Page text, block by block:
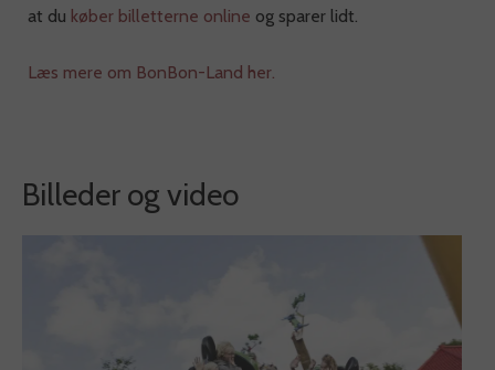
at du køber billetterne online og sparer lidt.
Læs mere om BonBon-Land her.
Billeder og video